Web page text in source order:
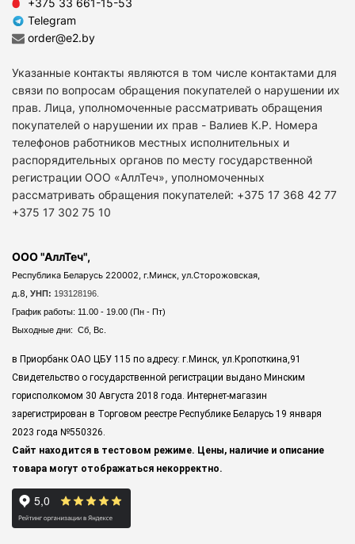
Telegram
order@e2.by
Указанные контакты являются в том числе контактами для
связи по вопросам обращения покупателей о нарушении их
прав. Лица, уполномоченные рассматривать обращения
покупателей о нарушении их прав - Валиев К.Р. Номера
телефонов работников местных исполнительных и
распорядительных органов по месту государственной
регистрации ООО «АллТеч», уполномоченных
рассматривать обращения покупателей: +375 17 368 42 77
+375 17 302 75 10
ООО "АллТеч",
Республика Беларусь 220002, г.Минск, ул.Сторожовская,
д.8, УНП: 193128196.
График работы: 11.00 - 19.00 (Пн - Пт)
Выходные дни: Сб, Вс.
в Приорбанк ОАО ЦБУ 115 по адресу: г.Минск, ул.Кропоткина,91
Свидетельство о государственной регистрации выдано Минским
горисполкомом 30 Августа 2018 года. Интернет-магазин
зарегистрирован в Торговом реестре Республике Беларусь 19 января
2023 года №550326.
Сайт находится в тестовом режиме. Цены, наличие и описание
товара могут отображаться некорректно.